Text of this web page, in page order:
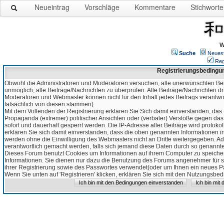
Neueintrag Vorschläge Kommentare Stichworte
Suche
Obwohl die Administratoren und Moderatoren versuchen, alle unerwünschten
unmöglich, alle Beiträge/Nachrichten zu überprüfen. Alle Beiträge/Nachrichten
Moderatoren und Webmaster können nicht für den Inhalt jedes Beitrags
tatsächlich von diesen stammen).
Mit dem Vollenden der Registrierung erklären Sie Sich damit einverstanden,
Propaganda (extremer) politischer Ansichten oder (verbaler) Verstöße gegen
sofort und dauerhaft gesperrt werden. Die IP-Adresse aller Beiträge wird
erklären Sie sich damit einverstanden, dass die oben genannten Informationen
werden ohne die Einwilligung des Webmasters nicht an Dritte weitergegeben.
verantwortlich gemacht werden, falls sich jemand diese Daten durch so
Dieses Forum benutzt Cookies um Informationen auf ihrem Computer zu
Informationen. Sie dienen nur dazu die Benutzung des Forums angenehmer
ihrer Registrierung sowie des Passwortes verwendet(oder um Ihnen ein neues
Wenn Sie unten auf 'Registrieren' klicken, erklären Sie sich mit den